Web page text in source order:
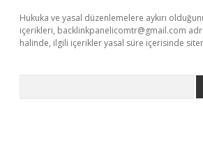
Hukuka ve yasal düzenlemelere aykırı
içerikleri, backlinkpanelicomtr@gmail.com
halinde, ilgili içerikler yasal süre içerisinde